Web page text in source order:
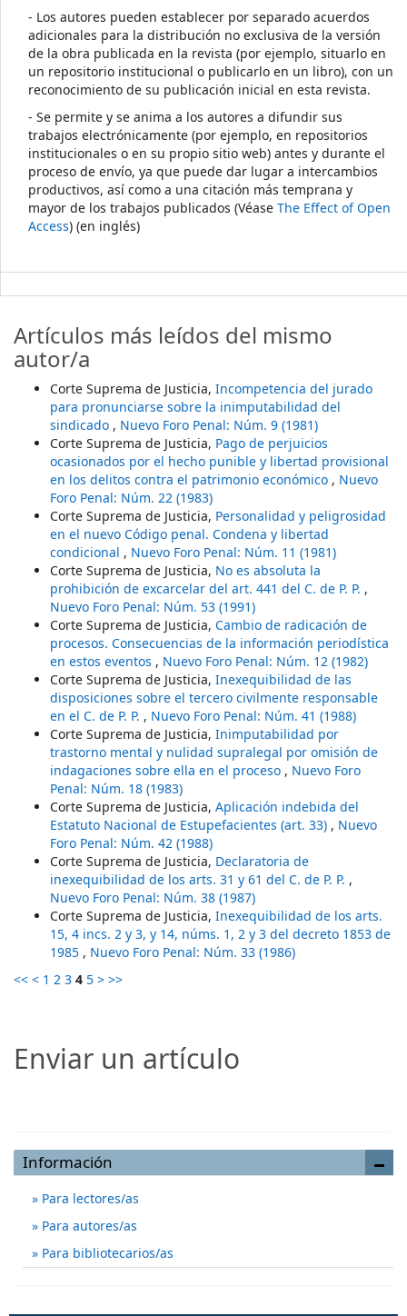
- Los autores pueden establecer por separado acuerdos
adicionales para la distribución no exclusiva de la versión
de la obra publicada en la revista (por ejemplo, situarlo en
un repositorio institucional o publicarlo en un libro), con un
reconocimiento de su publicación inicial en esta revista.
- Se permite y se anima a los autores a difundir sus
trabajos electrónicamente (por ejemplo, en repositorios
institucionales o en su propio sitio web) antes y durante el
proceso de envío, ya que puede dar lugar a intercambios
productivos, así como a una citación más temprana y
mayor de los trabajos publicados (Véase The Effect of Open
Access) (en inglés)
Artículos más leídos del mismo
autor/a
Corte Suprema de Justicia, Incompetencia del jurado
para pronunciarse sobre la inimputabilidad del
sindicado , Nuevo Foro Penal: Núm. 9 (1981)
Corte Suprema de Justicia, Pago de perjuicios
ocasionados por el hecho punible y libertad provisional
en los delitos contra el patrimonio económico , Nuevo
Foro Penal: Núm. 22 (1983)
Corte Suprema de Justicia, Personalidad y peligrosidad
en el nuevo Código penal. Condena y libertad
condicional , Nuevo Foro Penal: Núm. 11 (1981)
Corte Suprema de Justicia, No es absoluta la
prohibición de excarcelar del art. 441 del C. de P. P. ,
Nuevo Foro Penal: Núm. 53 (1991)
Corte Suprema de Justicia, Cambio de radicación de
procesos. Consecuencias de la información periodística
en estos eventos , Nuevo Foro Penal: Núm. 12 (1982)
Corte Suprema de Justicia, Inexequibilidad de las
disposiciones sobre el tercero civilmente responsable
en el C. de P. P. , Nuevo Foro Penal: Núm. 41 (1988)
Corte Suprema de Justicia, Inimputabilidad por
trastorno mental y nulidad supralegal por omisión de
indagaciones sobre ella en el proceso , Nuevo Foro
Penal: Núm. 18 (1983)
Corte Suprema de Justicia, Aplicación indebida del
Estatuto Nacional de Estupefacientes (art. 33) , Nuevo
Foro Penal: Núm. 42 (1988)
Corte Suprema de Justicia, Declaratoria de
inexequibilidad de los arts. 31 y 61 del C. de P. P. ,
Nuevo Foro Penal: Núm. 38 (1987)
Corte Suprema de Justicia, Inexequibilidad de los arts.
15, 4 incs. 2 y 3, y 14, núms. 1, 2 y 3 del decreto 1853 de
1985 , Nuevo Foro Penal: Núm. 33 (1986)
<< < 1 2 3 4 5 > >>
Enviar un artículo
Información
Para lectores/as
Para autores/as
Para bibliotecarios/as